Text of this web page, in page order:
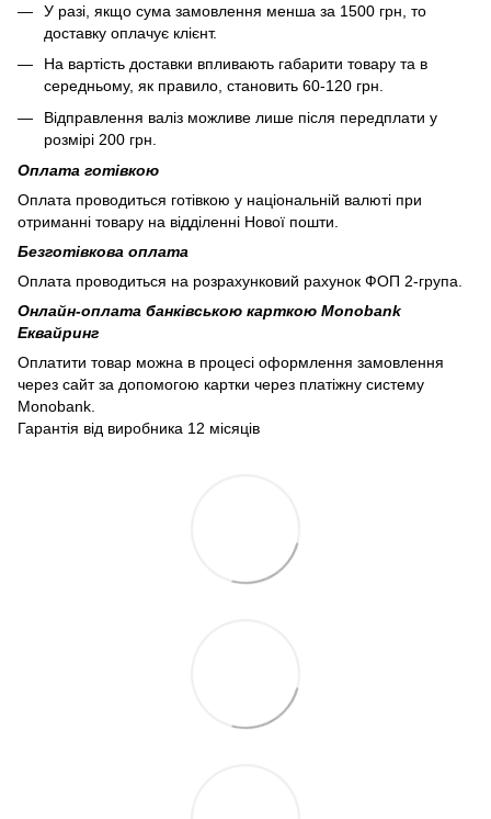
У разі, якщо сума замовлення менша за 1500 грн, то
доставку оплачує клієнт.
На вартість доставки впливають габарити товару та в
середньому, як правило, становить 60-120 грн.
Відправлення валіз можливе лише після передплати у
розмірі 200 грн.
Оплата готівкою
Оплата проводиться готівкою у національній валюті при
отриманні товару на відділенні Нової пошти.
Безготівкова оплата
Оплата проводиться на розрахунковий рахунок ФОП 2-група.
Онлайн-оплата банківською карткою Monobank
Еквайринг
Оплатити товар можна в процесі оформлення замовлення
через сайт за допомогою картки через платіжну систему
Monobank.
Гарантія від виробника 12 місяців